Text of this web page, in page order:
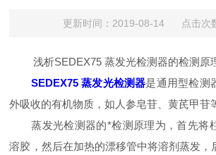
更新时间：2019-08-14 点击次
浅析SEDEX75 蒸发光检测器的检测原
SEDEX75 蒸发光检测器是通用型检测
外吸收的有机物质，如人参皂苷、黄芪甲苷
蒸发光检测器的*检测原理为，首先将
溶胶，然后在加热的漂移管中将溶剂蒸发，